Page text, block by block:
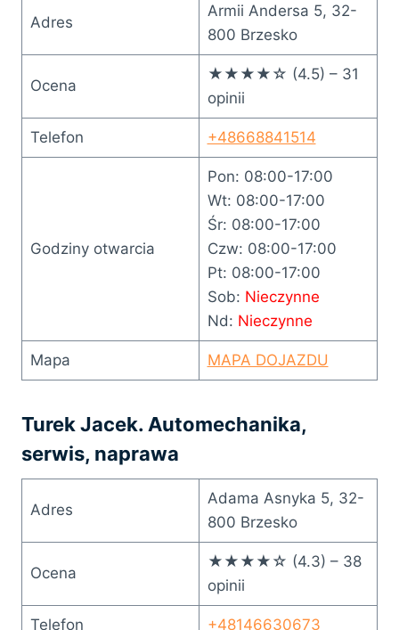
Adres
Armii Andersa 5, 32-
800 Brzesko
Ocena
★★★★☆ (4.5) – 31
opinii
Telefon +48668841514
Godziny otwarcia
Pon: 08:00-17:00
Wt: 08:00-17:00
Śr: 08:00-17:00
Czw: 08:00-17:00
Pt: 08:00-17:00
Sob: Nieczynne
Nd: Nieczynne
Mapa MAPA DOJAZDU
Turek Jacek. Automechanika,
serwis, naprawa
Adres
Adama Asnyka 5, 32-
800 Brzesko
Ocena
★★★★☆ (4.3) – 38
opinii
Telefon +48146630673